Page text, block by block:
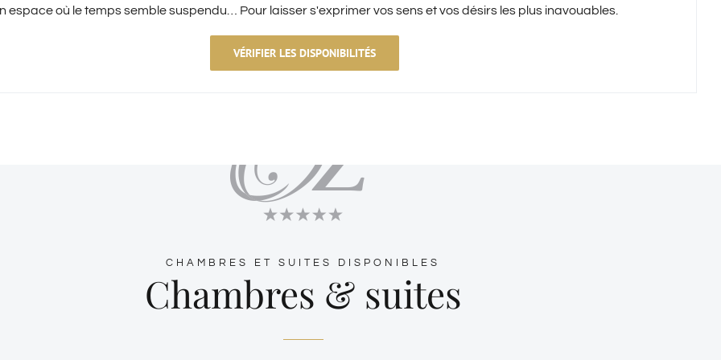
espace où le temps semble suspendu… Pour laisser s'exprimer vos sens et vos désirs les plus inavouables.
VÉRIFIER LES DISPONIBILITÉS
CHAMBRES ET SUITES DISPONIBLES
Chambres & suites